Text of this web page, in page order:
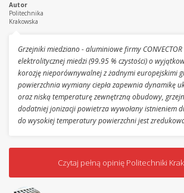
Autor
Politechnika
Krakowska
Grzejniki miedziano - aluminiowe firmy
elektrolitycznej miedzi (99.95 % czystości) o
korozję nieporównywalnej z żadnymi europejskimi
powierzchnia wymiany ciepła zapewnia dynamikę
oraz niską temperaturę zewnętrzną obudowy,
dodatniej jonizacji powietrza wywołany istnieniem
do wysokiej temperatury powierzchni jest
Czytaj pełną opinię Politechniki